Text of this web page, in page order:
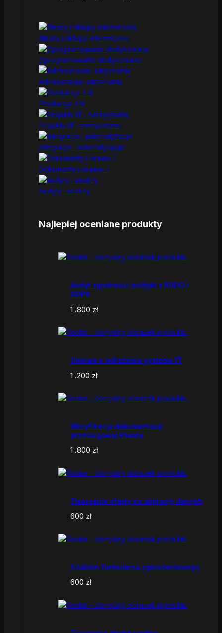
Strony i sklepy internetowe
Oprogramowanie dedykowane
Administracja i utrzymanie
Produkcja 4.0
Projekty IT i zarządzanie
Integracje i automatyzacje
Dokumenty i prawo IT
Audyty i analizy
Najlepiej oceniane produkty
Audyt zgodności polityki z RODO i
GDPR
1 .800 zł
Umowa o wdrożenie systemu IT
1 .200 zł
Weryfikacja dokumentacji
przetargowej klienta
1 .800 zł
Tworzenie oferty na migrację danych
600 zł
Szablon formularza zgłoszeniowego
600 zł